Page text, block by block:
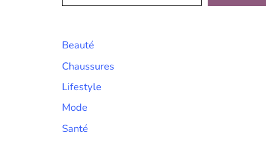
Beauté
Chaussures
Lifestyle
Mode
Santé